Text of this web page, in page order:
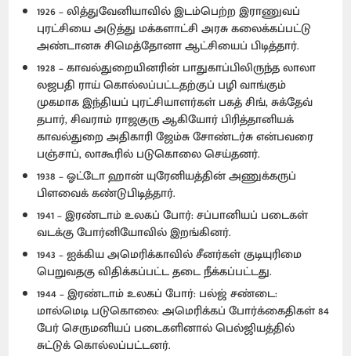
1926 – லித்துவேனியாவில் இடம்பெற்ற இராணுவப்
புரட்சியை அடுத்து மக்களாட்சி அரசு கலைக்கப்பட்டு
அண்டானசு சிமெத்தோனா ஆட்சியைப் பிடித்தார்.
1928 – காவல்துறையினரின் பாதுகாப்பிலிருந்த லாலா
லஜபதி ராய் கொல்லப்பட்டதற்குப் பழி வாங்கும்
முகமாக இந்தியப் புரட்சியாளர்கள் பகத் சிங், சுக்தேவ்
தபார், சிவராம் ராஜகுரு ஆகியோர் பிரித்தானியக்
காவல்துறை அதிகாரி ஜேம்சு சோண்டர்சு என்பவரை
பஞ்சாப், லாகூரில் படுகொலை செய்தனர்.
1938 – ஓட்டோ ஹான் யுரேனியத்தின் அணுக்கருப்
பிளவைக் கண்டுபிடித்தார்.
1941 – இரண்டாம் உலகப் போர்: சப்பானியப் படைகள்
வடக்கு போர்னியோவில் இறங்கினர்.
1943 – ஐக்கிய அமெரிக்காவில் சீனர்கள் குடியுரிமை
பெறுவதகு விதிக்கப்பட்ட தடை நீக்கப்பட்டது.
1944 – இரண்டாம் உலகப் போர்: பல்ஜ் சண்டை:
மால்மெடி படுகொலை: அமெரிக்கப் போர்க்கைதிகள் 84
பேர் செருமனியப் படைகளினால் பெல்ஜியத்தில்
சுட்டுக் கொல்லப்பட்டனர்.